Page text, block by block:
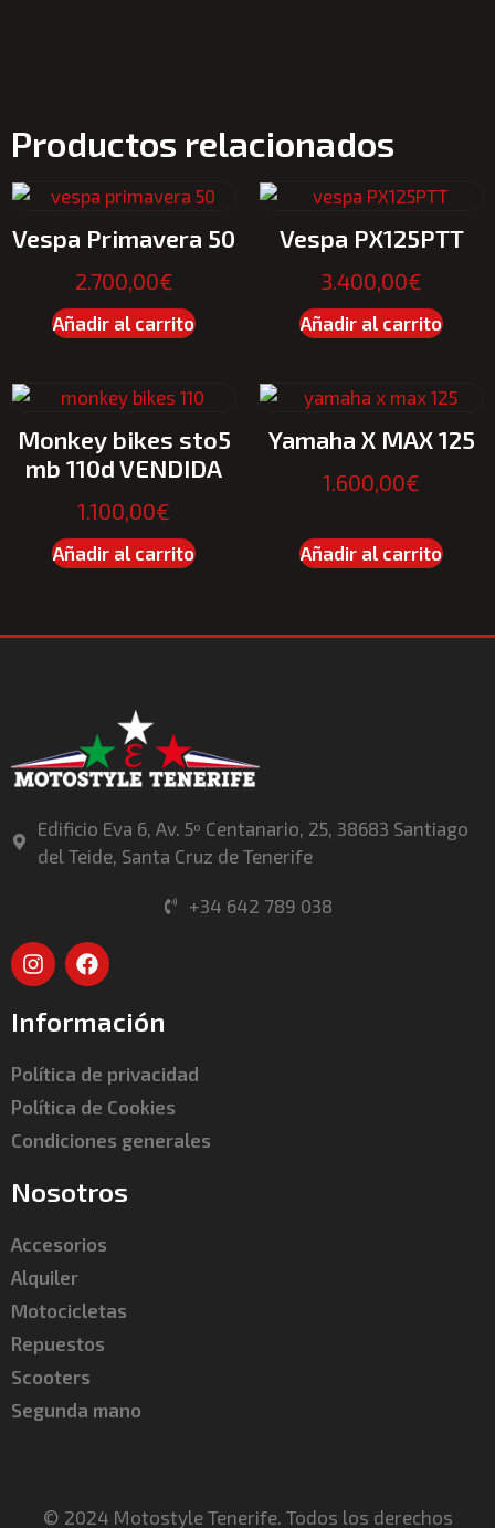
Productos relacionados
Vespa Primavera 50
2.700,00€
Añadir al carrito
Vespa PX125PTT
3.400,00€
Añadir al carrito
Monkey bikes sto5
mb 110d VENDIDA
1.100,00€
Añadir al carrito
Yamaha X MAX 125
1.600,00€
Añadir al carrito
Edificio Eva 6, Av. 5º Centanario, 25, 38683 Santiago
del Teide, Santa Cruz de Tenerife
+34 642 789 038
Información
Política de privacidad
Política de Cookies
Condiciones generales
Nosotros
Accesorios
Alquiler
Motocicletas
Repuestos
Scooters
Segunda mano
© 2024 Motostyle Tenerife. Todos los derechos